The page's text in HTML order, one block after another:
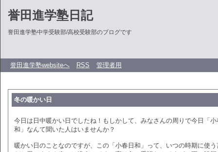
誉田進学塾日記
誉田進学塾中学受験部/高校受験部のブログです
誉田進学塾websiteへ RSS 管理者用
冬の暖かい日
今日は日中暖かい日でしたね！もしかして、みなさんの周りで今日「小
和」なんて聞いた人はいませんか？
暖かい日のことなのですが、この「小春日和」って、いつの時期に使う